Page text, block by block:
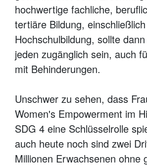
hochwertige fachliche,
tertiäre Bildung, einschließlich
Hochschulbildung, sollte
jeden zugänglich sein, auch
mit Behinderungen.
Unschwer zu sehen, dass
Women's Empowerment im
SDG 4 eine Schlüsselrolle
auch heute noch sind zwei
Millionen Erwachsenen ohne